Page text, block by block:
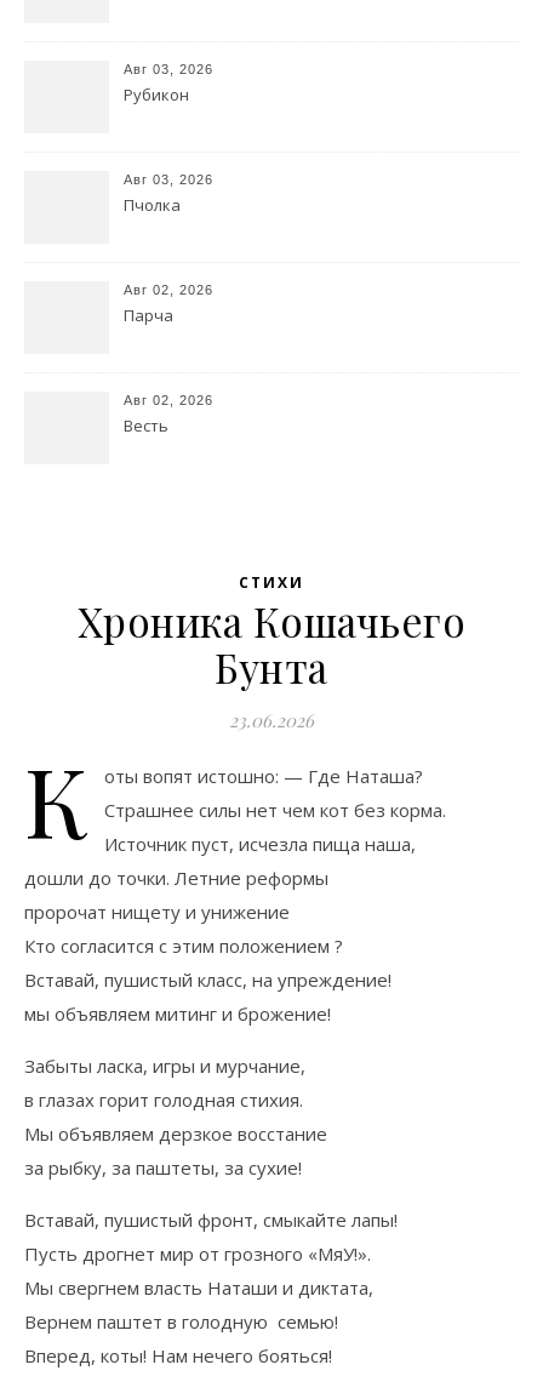
Авг 03, 2026
Рубикон
Авг 03, 2026
Пчолка
Авг 02, 2026
Парча
Авг 02, 2026
Весть
СТИХИ
Хроника Кошачьего
Бунта
23.06.2026
К
оты вопят истошно: — Где Наташа?
Страшнее силы нет чем кот без корма.
Источник пуст, исчезла пища наша,
дошли до точки. Летние реформы
пророчат нищету и унижение
Кто согласится с этим положением ?
Вставай, пушистый класс, на упреждение!
мы объявляем митинг и брожение!
Забыты ласка, игры и мурчание,
в глазах горит голодная стихия.
Мы объявляем дерзкое восстание
за рыбку, за паштеты, за сухие!
Вставай, пушистый фронт, смыкайте лапы!
Пусть дрогнет мир от грозного «МяУ!».
Мы свергнем власть Наташи и диктата,
Вернем паштет в голодную семью!
Вперед, коты! Нам нечего бояться!